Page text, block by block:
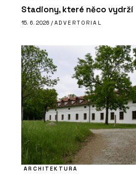
Stadiony, které něco vydrží
15. 6. 2026 / ADVERTORIAL
ARCHITEKTURA